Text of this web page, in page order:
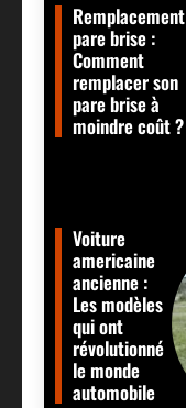
Remplacement
pare brise :
Comment
remplacer son
pare brise à
moindre coût ?
Voiture
americaine
ancienne :
Les modèles
qui ont
révolutionné
le monde
automobile